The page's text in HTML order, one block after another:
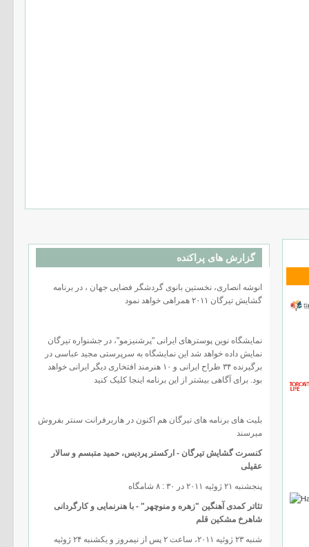
گزارش های پراکنده
انوشه انصاری، نخستین بانوی گردشگر فضایی جهان ، در برنامه
گشایش تیرگان ٢۰۱۱ همراهی خواهد نمود
نمایشگاه نوین پوسترهای ایرانی "پرشنیزمو"، در جشنواره تیرگان
نمایش داده خواهد شد این نمایشگاه به سرپرستی مجید عباسی در
برگیرنده ۳۴ طراح ایرانی و ۱۰ هنرمند افتخاری دیگر ایرانی خواهد
بود. برای آگاهی بیشتر از این برنامه اینجا کلیک کنید
بلیت های برنامه های تیرگان هم اکنون در هاربرفرانت سنتر بفروش
میرسند
کنسرت گشایش تیرگان - ارکستر پردیس، حمید متبسم و سالار
عقیلی
پنجشنبه ٢۱ ژوئیه ٢۰۱۱ در ۳۰ : ۸ شامگاه
تئاتر کمدی آهنگین "زهره و منوچهر" - با هنرنمایی و کارگردانی
شاهرخ مشکین قلم
شنبه ٢۳ ژوئیه ٢۰۱۱، ساعت ٢ پس از نیمروز و یکشنبه ٢۴ ژوئیه